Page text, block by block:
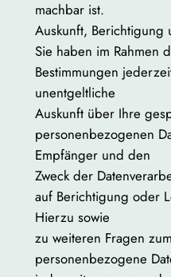
machbar ist.
Auskunft, Berichtigung
Sie haben im Rahmen
Bestimmungen
unentgeltliche
Auskunft über Ihre
personenbezogenen
Empfänger und den
Zweck der
auf Berichtigung oder
Hierzu sowie
zu weiteren Fragen
personenbezogene